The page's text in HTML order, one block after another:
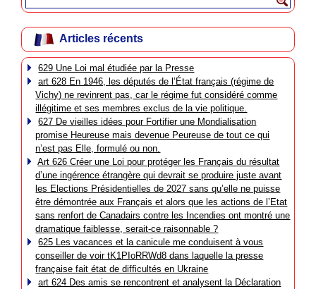
Articles récents
629 Une Loi mal étudiée par la Presse
art 628 En 1946, les députés de l’État français (régime de
Vichy) ne revinrent pas, car le régime fut considéré comme
illégitime et ses membres exclus de la vie politique.
627 De vieilles idées pour Fortifier une Mondialisation
promise Heureuse mais devenue Peureuse de tout ce qui
n’est pas Elle, formulé ou non.
Art 626 Créer une Loi pour protéger les Français du résultat
d’une ingérence étrangère qui devrait se produire juste avant
les Elections Présidentielles de 2027 sans qu’elle ne puisse
être démontrée aux Français et alors que les actions de l’Etat
sans renfort de Canadairs contre les Incendies ont montré une
dramatique faiblesse, serait-ce raisonnable ?
625 Les vacances et la canicule me conduisent à vous
conseiller de voir tK1PIoRRWd8 dans laquelle la presse
française fait état de difficultés en Ukraine
art 624 Des amis se rencontrent et analysent la Déclaration